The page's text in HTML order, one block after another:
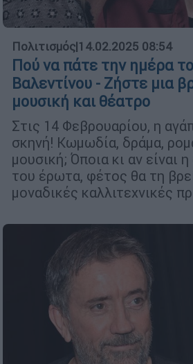
Πολιτισμός|14.02.2025 08:54
Πού να πάτε την ημέρα
Βαλεντίνου - Ζήστε μια
μουσική και θέατρο
Στις 14 Φεβρουαρίου, η
σκηνή! Κωμωδία, δράμα,
μουσική; Όποια κι αν είναι
του έρωτα, φέτος θα τη
μοναδικές καλλιτεχνικές